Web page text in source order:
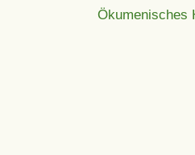
Ökumenisches